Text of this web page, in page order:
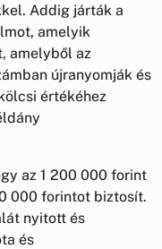
Addig járták a
amelyik
amelyből az
újranyomják és
értékéhez
az 1 200 000 forint
000 forintot biztosít.
nyitott és
és